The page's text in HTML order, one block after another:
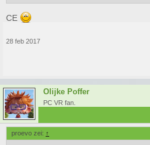
CE
28 feb 2017
Olijke Poffer
PC VR fan.
proevo zei: ↑